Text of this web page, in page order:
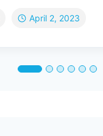
April 2, 2023